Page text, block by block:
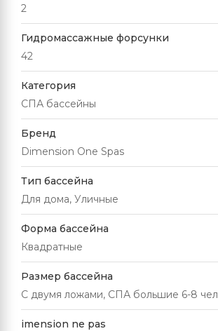
2
Гидромассажные форсунки
42
Категория
СПА бассейны
Бренд
Dimension One Spas
Тип бассейна
Для дома, Уличные
Форма бассейна
Квадратные
Размер бассейна
С двумя ложами, СПА большие 6-8 чел
imension ne pas